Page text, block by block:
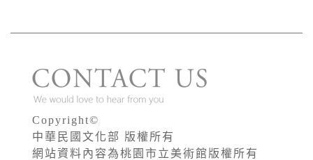
Copyright©
中華民國文化部 版權所有
網站資料內容為桃園市立美術館版權所有